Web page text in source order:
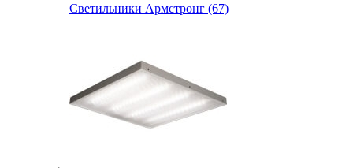
Светильники Армстронг (67)